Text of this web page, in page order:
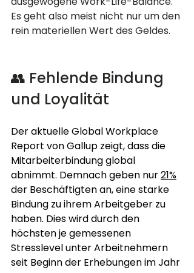
Es geht also meist nicht nur um den
rein materiellen Wert des Geldes.
👥 Fehlende Bindung
und Loyalität
Der aktuelle Global Workplace
Report von Gallup zeigt, dass die
Mitarbeiterbindung global
abnimmt. Demnach geben nur 21%
der Beschäftigten an, eine starke
Bindung zu ihrem Arbeitgeber zu
haben. Dies wird durch den
höchsten je gemessenen
Stresslevel unter Arbeitnehmern
seit Beginn der Erhebungen im Jahr